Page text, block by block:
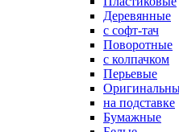
Деревянные
с софт-тач
Поворотные
с колпачком
Перьевые
на подставке
Бумажные